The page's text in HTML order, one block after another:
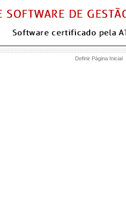
Definir Página Inicial